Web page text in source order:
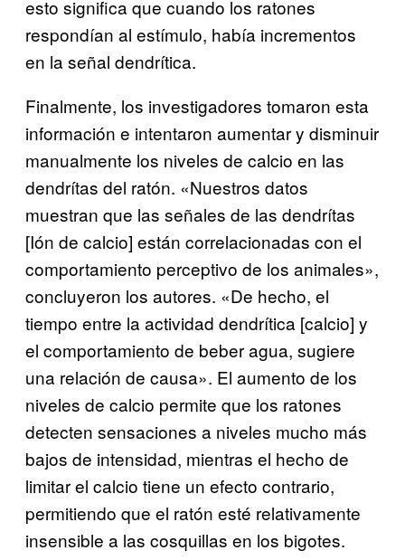
esto significa que cuando los ratones
respondían al estímulo, había incrementos
en la señal dendrítica.
Finalmente, los investigadores tomaron esta
información e intentaron aumentar y disminuir
manualmente los niveles de calcio en las
dendrítas del ratón. «Nuestros datos
muestran que las señales de las dendrítas
[Ión de calcio] están correlacionadas con el
comportamiento perceptivo de los animales»,
concluyeron los autores. «De hecho, el
tiempo entre la actividad dendrítica [calcio] y
el comportamiento de beber agua, sugiere
una relación de causa». El aumento de los
niveles de calcio permite que los ratones
detecten sensaciones a niveles mucho más
bajos de intensidad, mientras el hecho de
limitar el calcio tiene un efecto contrario,
permitiendo que el ratón esté relativamente
insensible a las cosquillas en los bigotes.